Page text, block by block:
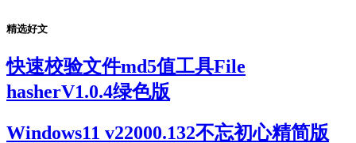
精选好文
快速校验文件md5值工具File
hasherV1.0.4绿色版
Windows11 v22000.132不忘初心精简版